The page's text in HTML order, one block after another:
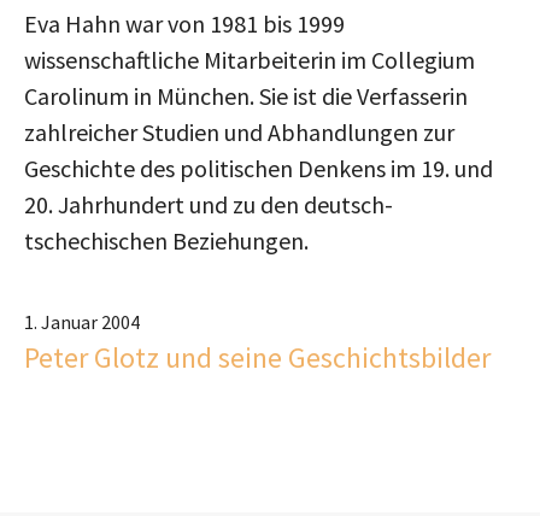
Eva Hahn war von 1981 bis 1999
wissenschaftliche Mitarbeiterin im Collegium
Carolinum in München. Sie ist die Verfasserin
zahlreicher Studien und Abhandlungen zur
Geschichte des politischen Denkens im 19. und
20. Jahrhundert und zu den deutsch-
tschechischen Beziehungen.
1. Januar 2004
Peter Glotz und seine Geschichtsbilder